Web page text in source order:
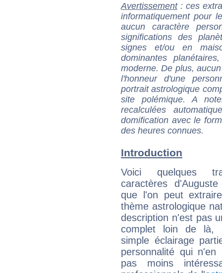
Avertissement: ces
informatiquement pour
aucun caractère
significations des
signes et/ou en
dominantes
moderne. De plus,
l'honneur d'une
portrait astrologique
site polémique. A
recalculées
domification avec le
des heures connues.
Introduction
Voici quelques
caractères d'Auguste
que l'on peut
thème astrologique
description n'est pas
complet loin de là,
simple éclairage
personnalité qui n'en
pas moins